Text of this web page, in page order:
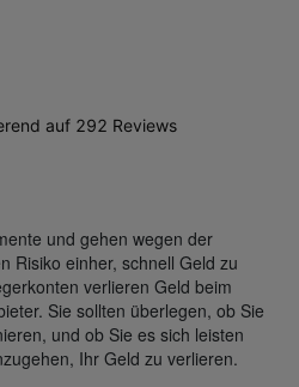
und gehen wegen der
Risiko einher, schnell Geld zu
verlieren Geld beim
Sie sollten überlegen, ob Sie
und ob Sie es sich leisten
Ihr Geld zu verlieren.